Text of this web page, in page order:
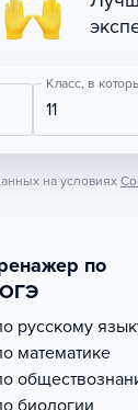
Класс, в
11
на условиях
по
ОГЭ
русскому
математике
биологии